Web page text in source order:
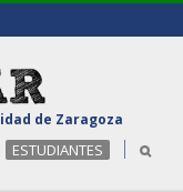
de Zaragoza
ESTUDIANTES